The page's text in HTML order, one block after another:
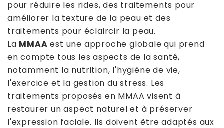
pour réduire les rides, des traitements pour
améliorer la texture de la peau et des
traitements pour éclaircir la peau.
La MMAA est une approche globale qui prend
en compte tous les aspects de la santé,
notamment la nutrition, l'hygiène de vie,
l'exercice et la gestion du stress. Les
traitements proposés en MMAA visent à
restaurer un aspect naturel et à préserver
l'expression faciale. Ils doivent être adaptés aux